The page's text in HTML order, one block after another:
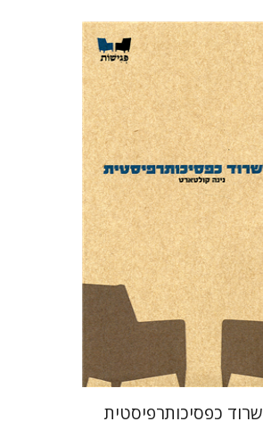
קולטארט
שורר
הנחת אתר ספר מודפס
$30
$27
כפסיכותרפיסטית